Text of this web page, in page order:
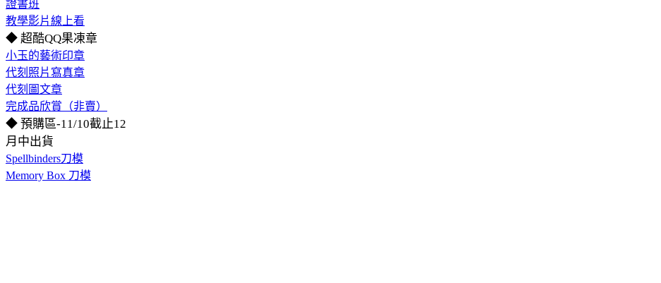
證書班
教學影片線上看
◆ 超酷QQ果凍章
小玉的藝術印章
代刻照片寫真章
代刻圖文章
完成品欣賞（非賣）
◆ 預購區-11/10截止12
月中出貨
Spellbinders刀模
Memory Box 刀模